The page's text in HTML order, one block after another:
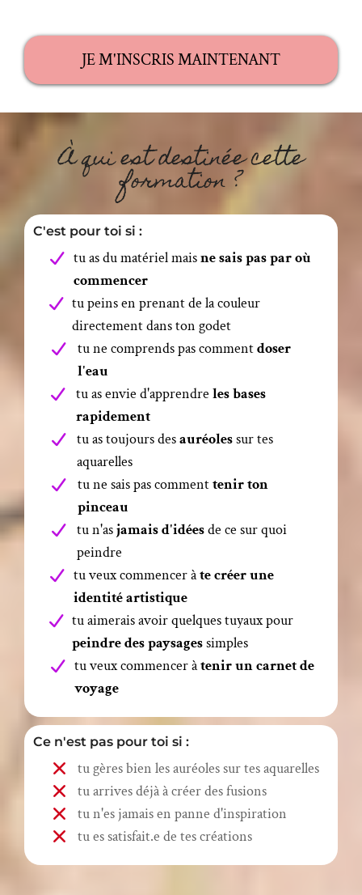
JE M'INSCRIS MAINTENANT
À qui est destinée cette
formation ?
C'est pour toi si :
tu as du matériel maisne sais pas par où
commencer
tu peins en prenant de la couleur
directement dans ton godet
tu ne comprends pas commentdoser
l'eau
tu as envie d'apprendre les bases
rapidement
tu as toujours desauréolessur tes
aquarelles
tu ne sais pas commenttenir ton
pinceau
tu n'asjamais d'idéesde ce sur quoi
peindre
tu veux commencer àte créer une
identité artistique
tu aimerais avoir quelques tuyaux pour
peindre des paysagessimples
tu veux commencer àtenir un carnet de
voyage
Ce n'est pas pour toi si :
tu gères bien les auréoles sur tes aquarelles
tu arrives déjà à créer des fusions
tu n'es jamais en panne d'inspiration
tu es satisfait.e de tes créations